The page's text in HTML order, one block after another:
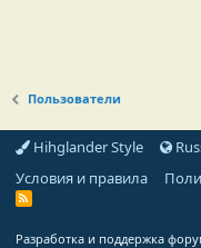
Пользователи
Hihglander Style
Условия и правила
R
Разработка и поддержка